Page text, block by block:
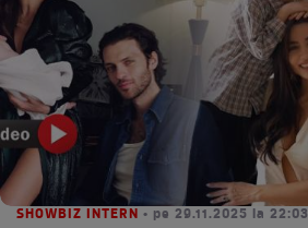
SHOWBIZ INTERN • pe 29.11.2025 la 22:03